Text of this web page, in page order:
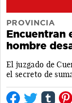
PROVINCIA
Encuentran
hombre
El juzgado de
el secreto de